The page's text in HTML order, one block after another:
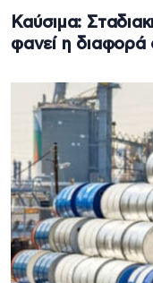
Καύσιμα:
φανεί η διαφορά